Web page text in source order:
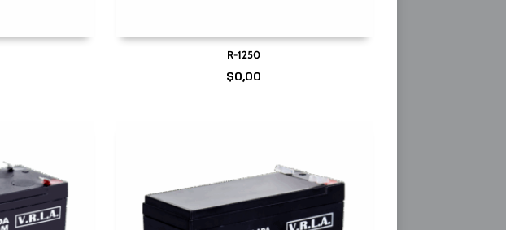
R-1250
$0,00